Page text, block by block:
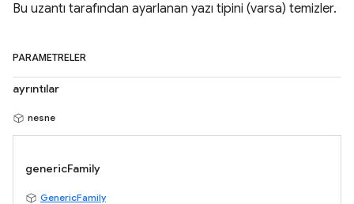
Bu uzantı tarafından ayarlanan yazı tipini (varsa) temizler.
PARAMETRELER
ayrıntılar
nesne
genericFamily
GenericFamily